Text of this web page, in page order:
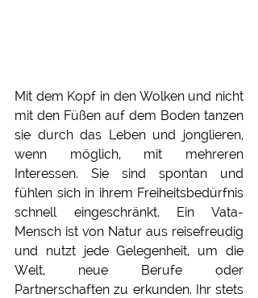
Mit dem Kopf in den Wolken und nicht
mit den Füßen auf dem Boden tanzen
sie durch das Leben und jonglieren,
wenn möglich, mit mehreren
Interessen. Sie sind spontan und
fühlen sich in ihrem Freiheitsbedürfnis
schnell eingeschränkt. Ein Vata-
Mensch ist von Natur aus reisefreudig
und nutzt jede Gelegenheit, um die
Welt, neue Berufe oder
Partnerschaften zu erkunden. Ihr stets